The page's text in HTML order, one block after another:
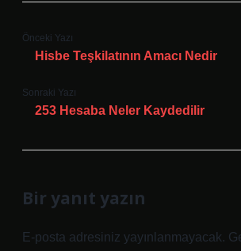
Önceki Yazı
Hisbe Teşkilatının Amacı Nedir
Sonraki Yazı
253 Hesaba Neler Kaydedilir
Bir yanıt yazın
E-posta adresiniz yayınlanmayacak.